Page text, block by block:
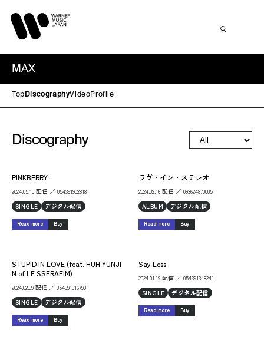
MAX
Top DiscographyVideoProfile
Discography
PINKBERRY
2024.05.10 配信 ／ 054391902818
SINGLE
デジタル配信
Read more Buy
ラヴ・イン・ステレオ
2024.02.16 配信 ／ 093624870005
ALBUM
デジタル配信
Read more Buy
STUPID IN LOVE (feat. HUH YUNJI
N of LE SSERAFIM)
2024.02.09 配信 ／ 054391316790
SINGLE
デジタル配信
Read more Buy
Say Less
2024.01.19 配信 ／ 054391348241
SINGLE
デジタル配信
Read more Buy